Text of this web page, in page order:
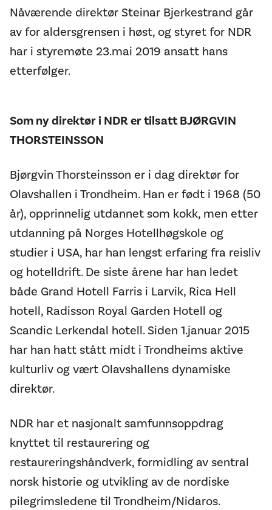
Nåværende direktør Steinar Bjerkestrand går
av for aldersgrensen i høst, og styret for NDR
har i styremøte 23.mai 2019 ansatt hans
etterfølger.
Som ny direktør i NDR er tilsattBJØRGVIN
THORSTEINSSON
Bjørgvin Thorsteinsson er i dag direktør for
Olavshallen i Trondheim. Han er født i 1968 (50
år), opprinnelig utdannet som kokk, men etter
utdanning på Norges Hotellhøgskole og
studier i USA, har han lengst erfaring fra reisliv
og hotelldrift. De siste årene har han ledet
både Grand Hotell Farris i Larvik, Rica Hell
hotell, Radisson Royal Garden Hotell og
Scandic Lerkendal hotell. Siden 1.januar 2015
har han hatt stått midt i Trondheims aktive
kulturliv og vært Olavshallens dynamiske
direktør.
NDR har et nasjonalt samfunnsoppdrag
knyttet til restaurering og
restaureringshåndverk, formidling av sentral
norsk historie og utvikling av de nordiske
pilegrimsledene til Trondheim/Nidaros.